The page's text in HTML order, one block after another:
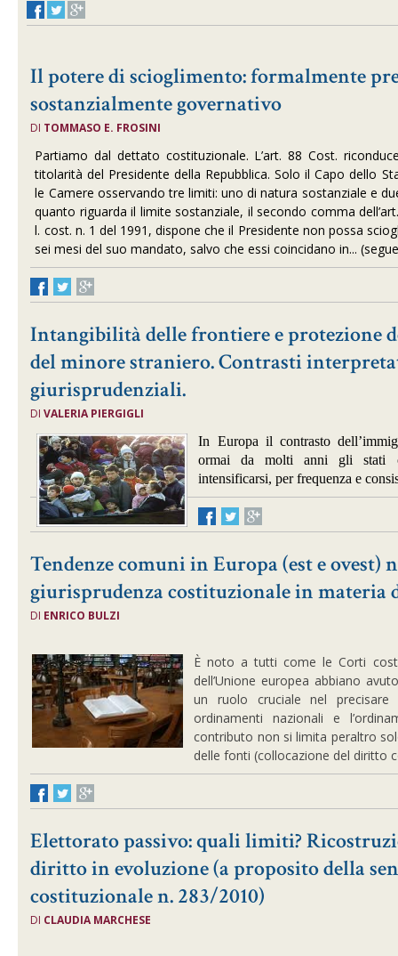
Il potere di scioglimento: formalmente
sostanzialmente governativo
DI TOMMASO E. FROSINI
Partiamo dal dettato costituzionale. L’art. 88 Cost.
titolarità del Presidente della Repubblica. Solo il Capo dello
le Camere osservando tre limiti: uno di natura sostanziale e
quanto riguarda il limite sostanziale, il secondo comma
l. cost. n. 1 del 1991, dispone che il Presidente non possa
sei mesi del suo mandato, salvo che essi coincidano in...
Intangibilità delle frontiere e protezione
del minore straniero. Contrasti
giurisprudenziali.
DIVALERIA PIERGIGLI
In Europa il contrasto
ormai da molti anni gli stati
intensificarsi, per frequenza e
Tendenze comuni in Europa (est e ovest)
giurisprudenza costituzionale in
DI ENRICO BULZI
È noto a tutti come le Corti
dell’Unione europea abbiano
un ruolo cruciale nel
ordinamenti nazionali e
contributo non si limita peraltro
delle fonti (collocazione del diritto
Elettorato passivo: quali limiti?
diritto in evoluzione (a proposito della
costituzionale n. 283/2010)
DI CLAUDIA MARCHESE